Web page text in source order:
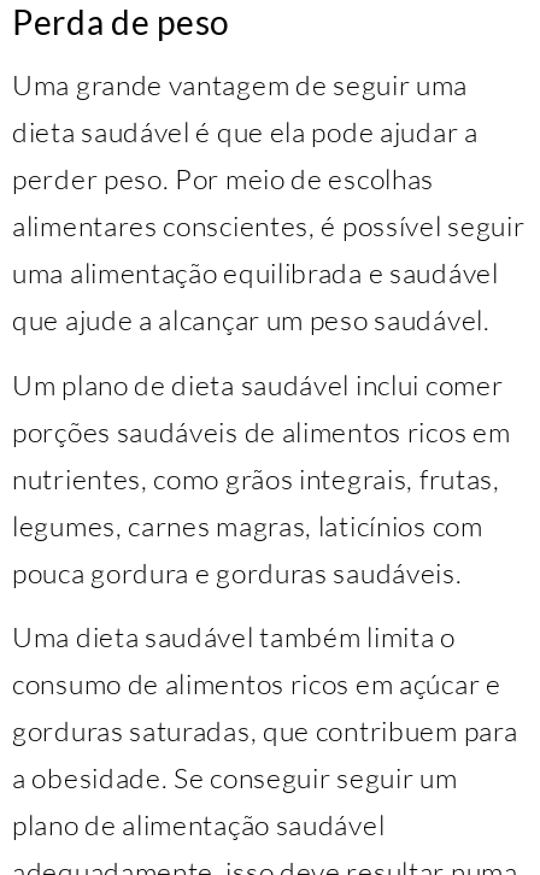
Perda de peso
Uma grande vantagem de seguir uma
dieta saudável é que ela pode ajudar a
perder peso. Por meio de escolhas
alimentares conscientes, é possível seguir
uma alimentação equilibrada e saudável
que ajude a alcançar um peso saudável.
Um plano de dieta saudável inclui comer
porções saudáveis de alimentos ricos em
nutrientes, como grãos integrais, frutas,
legumes, carnes magras, laticínios com
pouca gordura e gorduras saudáveis.
Uma dieta saudável também limita o
consumo de alimentos ricos em açúcar e
gorduras saturadas, que contribuem para
a obesidade. Se conseguir seguir um
plano de alimentação saudável